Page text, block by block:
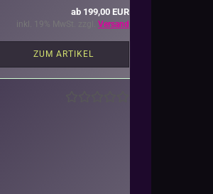
ab 199,00 EUR
inkl. 19% MwSt. zzgl. Versand
ZUM ARTIKEL